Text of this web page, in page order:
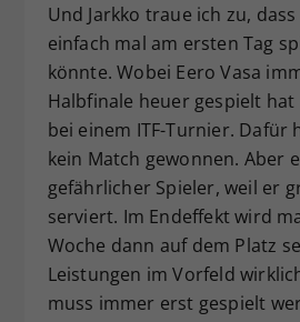
Und Jarkko traue ich zu,
einfach mal am ersten Tag
könnte. Wobei Eero Vasa
Halbfinale heuer gespielt hat
bei einem ITF-Turnier. Dafür
kein Match gewonnen. Aber
gefährlicher Spieler, weil er
serviert. Im Endeffekt wird
Woche dann auf dem Platz
Leistungen im Vorfeld
muss immer erst gespielt